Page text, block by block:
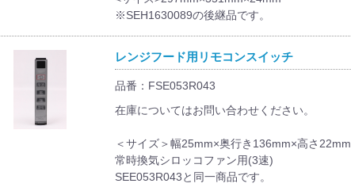
※SEH1630089の後継品です。
レンジフード用リモコンスイッチ
品番：FSE053R043
在庫についてはお問い合わせください。
＜サイズ＞幅25mm×奥行き136mm×高さ22mm
常時換気シロッコファン用(3速)
SEE053R043と同一商品です。